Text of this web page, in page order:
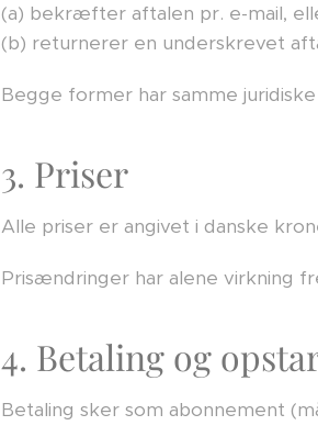
(a) bekræfter aftalen pr. e-mail,
(b) returnerer en underskrevet
Begge former har samme
3. Priser
Alle priser er angivet i danske
Prisændringer har alene virkning
4. Betaling og
Betaling sker som abonnement